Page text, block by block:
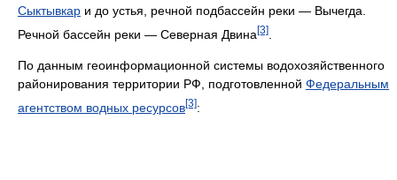
Сыктывкар и до устья, речной подбассейн реки — Вычегда.
Речной бассейн реки — Северная Двина[3]
По данным геоинформационной системы водохозяйственного
районирования территории РФ, подготовленной Федеральным
агентством водных ресурсов[3]: